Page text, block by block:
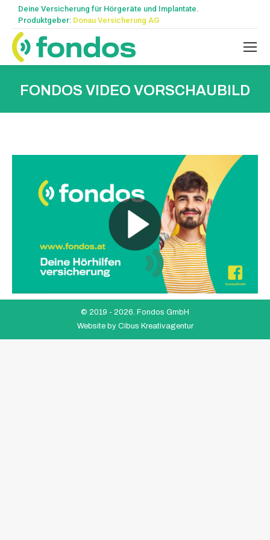
Deine Versicherung für Hörgeräte und Implantate.
Produktgeber: Donau Versicherung AG
FONDOS VIDEO VORSCHAUBILD
© 2019 - 2026. Fondos GmbH
Website by Cibus Kreativagentur